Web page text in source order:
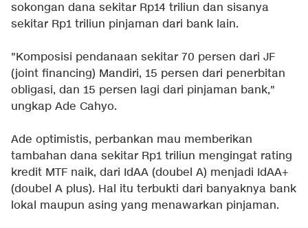
sokongan dana sekitar Rp14 triliun dan sisanya
sekitar Rp1 triliun pinjaman dari bank lain.
"Komposisi pendanaan sekitar 70 persen dari JF
(joint financing) Mandiri, 15 persen dari penerbitan
obligasi, dan 15 persen lagi dari pinjaman bank,"
ungkap Ade Cahyo.
Ade optimistis, perbankan mau memberikan
tambahan dana sekitar Rp1 triliun mengingat rating
kredit MTF naik, dari IdAA (doubel A) menjadi IdAA+
(doubel A plus). Hal itu terbukti dari banyaknya bank
lokal maupun asing yang menawarkan pinjaman.